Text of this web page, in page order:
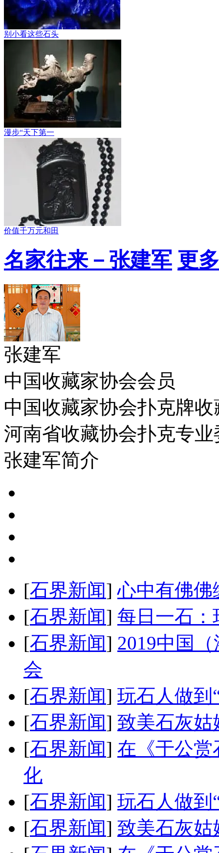
别小看这些石头
漫步“天下第一
价值千万元和田
名家往来－张建军 更
张建军
中国收藏家协会会员
中国收藏家协会扑克牌
河南省收藏协会扑克专
张建军简介
[石界新闻] 心中有佛
[石界新闻] 每日一石：
[石界新闻] 2019中国
会
[石界新闻] 玩石人做到
[石界新闻] 致美石灰姑
[石界新闻] 在《于公赏
化
[石界新闻] 玩石人做到
[石界新闻] 致美石灰姑